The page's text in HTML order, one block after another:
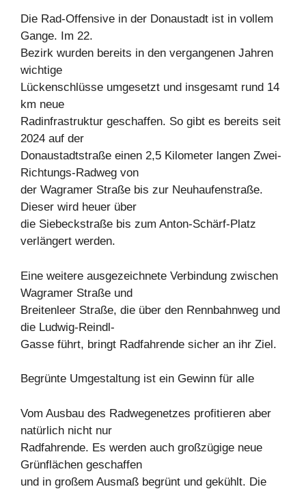
Die Rad-Offensive in der Donaustadt ist in vollem
Gange. Im 22.
Bezirk wurden bereits in den vergangenen Jahren
wichtige
Lückenschlüsse umgesetzt und insgesamt rund 14
km neue
Radinfrastruktur geschaffen. So gibt es bereits seit
2024 auf der
Donaustadtstraße einen 2,5 Kilometer langen Zwei-
Richtungs-Radweg von
der Wagramer Straße bis zur Neuhaufenstraße.
Dieser wird heuer über
die Siebeckstraße bis zum Anton-Schärf-Platz
verlängert werden.
Eine weitere ausgezeichnete Verbindung zwischen
Wagramer Straße und
Breitenleer Straße, die über den Rennbahnweg und
die Ludwig-Reindl-
Gasse führt, bringt Radfahrende sicher an ihr Ziel.
Begrünte Umgestaltung ist ein Gewinn für alle
Vom Ausbau des Radwegenetzes profitieren aber
natürlich nicht nur
Radfahrende. Es werden auch großzügige neue
Grünflächen geschaffen
und in großem Ausmaß begrünt und gekühlt. Die